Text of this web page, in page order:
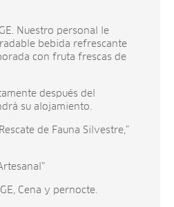
Nuestro personal le
bebida refrescante
con fruta frescas de
después del
su alojamiento.
de Fauna Silvestre,”
Cena y pernocte.